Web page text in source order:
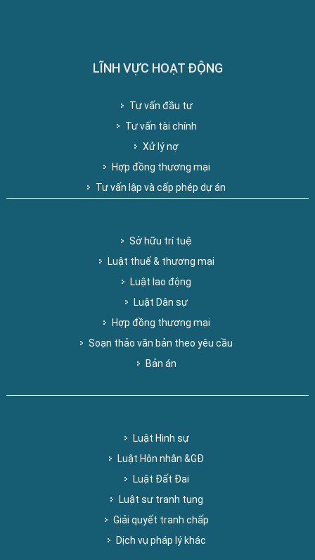
LĨNH VỰC HOẠT ĐỘNG
Tư vấn đầu tư
Tư vấn tài chính
Xử lý nợ
Hợp đồng thương mại
Tư vấn lập và cấp phép dự án
Sở hữu trí tuệ
Luật thuế & thương mại
Luật lao động
Luật Dân sự
Hợp đồng thương mại
Soạn thảo văn bản theo yêu cầu
Bản án
Luật Hình sự
Luật Hôn nhân &GĐ
Luật Đất Đai
Luật sư tranh tụng
Giải quyết tranh chấp
Dịch vụ pháp lý khác